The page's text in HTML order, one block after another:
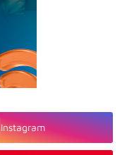
Instagram